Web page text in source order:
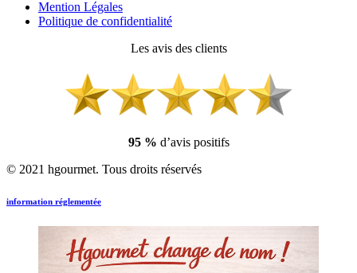
Mention Légales
Politique de confidentialité
Les avis des clients
95 % d’avis positifs
© 2021 hgourmet. Tous droits réservés
information réglementée